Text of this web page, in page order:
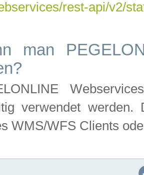
rest-api/v2/
man
verwendet
WMS/WFS Clients